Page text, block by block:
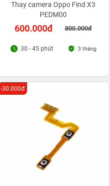
Thay camera Oppo Find X3
PEDM00
600.000đ 800.000đ
30 - 45 phút 3 tháng
-30.000đ